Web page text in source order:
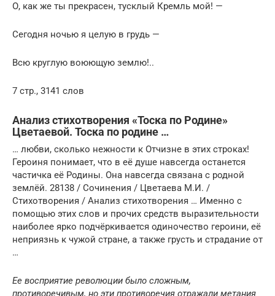
О, как же ты прекрасен, тусклый Кремль мой! —
Сегодня ночью я целую в грудь —
Всю круглую воюющую землю!..
7 стр., 3141 слов
Анализ стихотворения «Тоска по Родине»
Цветаевой. Тоска по родине …
… любви, сколько нежности к Отчизне в этих строках!
Героиня понимает, что в её душе навсегда останется
частичка её Родины. Она навсегда связана с родной
землёй. 28138 / Сочинения / Цветаева М.И. /
Стихотворения / Анализ стихотворения … Именно с
помощью этих слов и прочих средств выразительности
наиболее ярко подчёркивается одиночество героини, её
неприязнь к чужой стране, а также грусть и страдание от
…
Ее восприятие революции было сложным,
противоречивым, но эти противоречия отражали метания